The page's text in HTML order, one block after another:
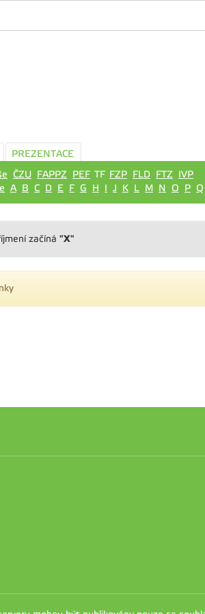
PREZENTACE
ČZU FAPPZ PEF TF FZP FLD FTZ IVP
A B C D E F G H I J K L M N O P Q
začíná "X"